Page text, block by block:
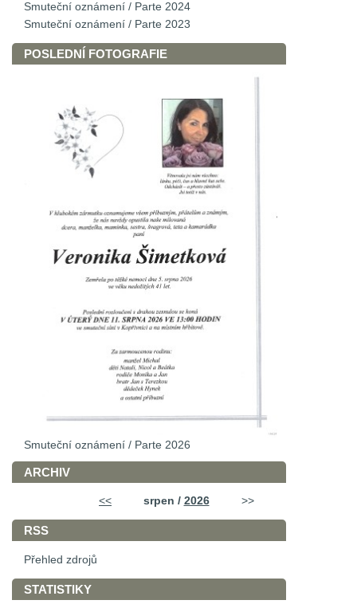
Smuteční oznámení / Parte 2024
Smuteční oznámení / Parte 2023
POSLEDNÍ FOTOGRAFIE
Smuteční oznámení / Parte 2026
ARCHIV
<< srpen / 2026 >>
RSS
Přehled zdrojů
STATISTIKY